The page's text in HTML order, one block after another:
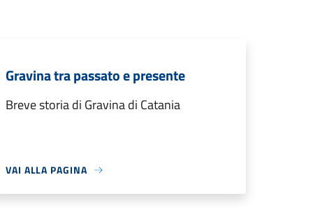
Gravina tra passato e presente
Breve storia di Gravina di Catania
VAI ALLA PAGINA